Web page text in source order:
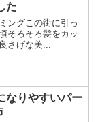
た
ングこの街に引っ
そろそろ髪をカッ
さげな美...
なりやすいパー